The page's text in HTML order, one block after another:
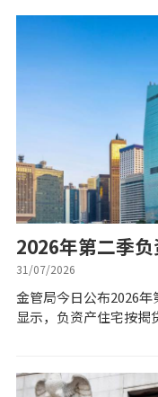
按揭智库
实时银行资讯
装修·保险优惠
免费装修转介服务
2026年第二季
31/07/2026
金管局今日公布2026
显示，负资产住宅按揭